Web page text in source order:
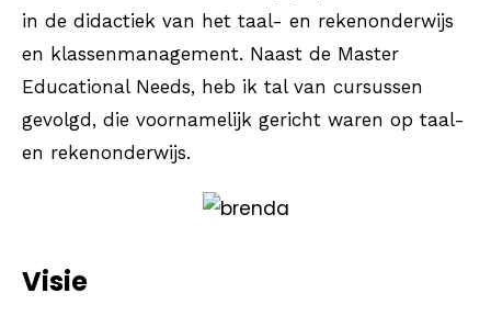
in de didactiek van het taal- en rekenonderwijs
en klassenmanagement. Naast de Master
Educational Needs, heb ik tal van cursussen
gevolgd, die voornamelijk gericht waren op taal-
en rekenonderwijs.
Visie